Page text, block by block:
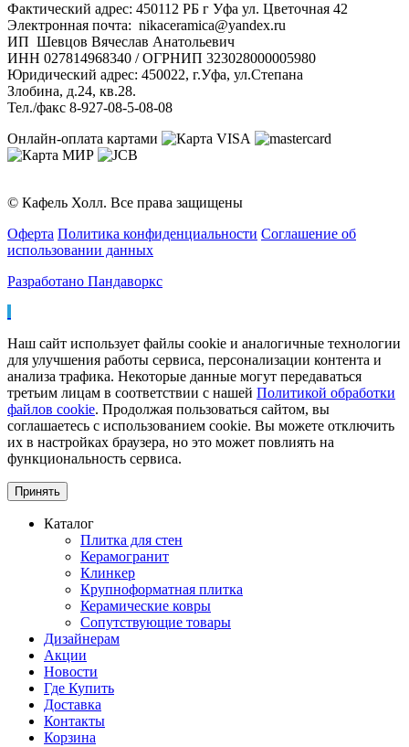
Фактический адрес: 450112 РБ г Уфа ул. Цветочная 42
Электронная почта: nikaceramica@yandex.ru
ИП Шевцов Вячеслав Анатольевич
ИНН 027814968340 / ОГРНИП 323028000005980
Юридический адрес: 450022, г.Уфа, ул.Степана
Злобина, д.24, кв.28.
Тел./факс 8-927-08-5-08-08
Онлайн-оплата картами
© Кафель Холл. Все права защищены
Оферта Политика конфиденциальности Соглашение об
использовании данных
Разработано Пандаворкс
Наш сайт использует файлы cookie и аналогичные технологии
для улучшения работы сервиса, персонализации контента и
анализа трафика. Некоторые данные могут передаваться
третьим лицам в соответствии с нашей Политикой обработки
файлов cookie. Продолжая пользоваться сайтом, вы
соглашаетесь с использованием cookie. Вы можете отключить
их в настройках браузера, но это может повлиять на
функциональность сервиса.
Принять
Каталог
Плитка для стен
Керамогранит
Клинкер
Крупноформатная плитка
Керамические ковры
Сопутствующие товары
Дизайнерам
Акции
Новости
Где Купить
Доставка
Контакты
Корзина